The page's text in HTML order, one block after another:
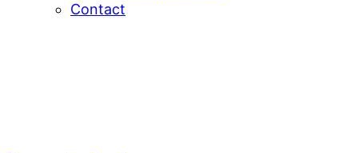
Contact